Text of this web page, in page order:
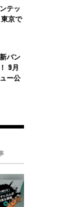
テッ
京で
バン
9月
ー公